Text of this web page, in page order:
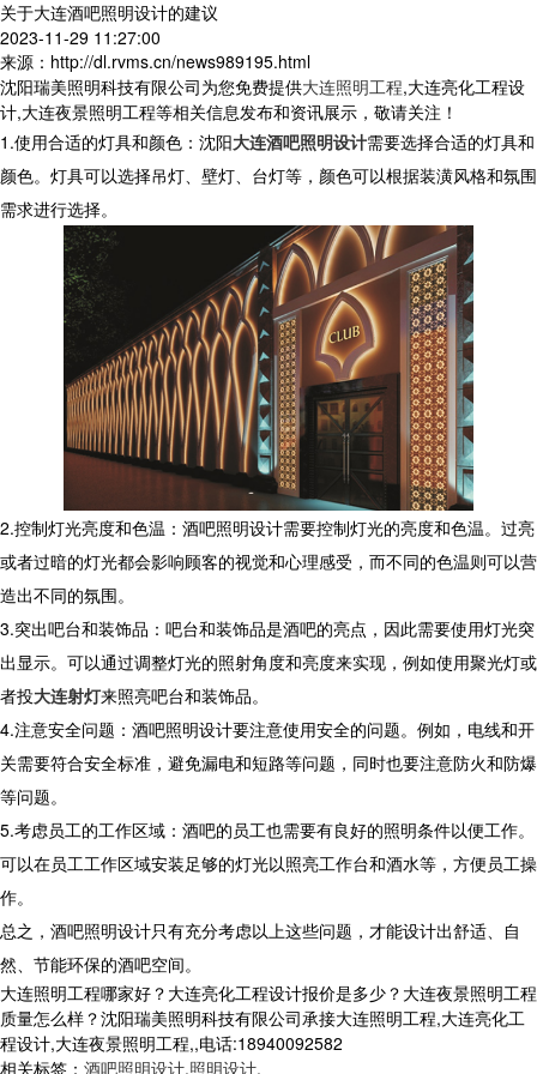
关于大连酒吧照明设计的建议
2023-11-29 11:27:00
来源：http://dl.rvms.cn/news989195.html
沈阳瑞美照明科技有限公司为您免费提供大连照明工程,大连亮化工程设
计,大连夜景照明工程等相关信息发布和资讯展示，敬请关注！
1.使用合适的灯具和颜色：沈阳大连酒吧照明设计需要选择合适的灯具和
颜色。灯具可以选择吊灯、壁灯、台灯等，颜色可以根据装潢风格和氛围
需求进行选择。
2.控制灯光亮度和色温：酒吧照明设计需要控制灯光的亮度和色温。过亮
或者过暗的灯光都会影响顾客的视觉和心理感受，而不同的色温则可以营
造出不同的氛围。
3.突出吧台和装饰品：吧台和装饰品是酒吧的亮点，因此需要使用灯光突
出显示。可以通过调整灯光的照射角度和亮度来实现，例如使用聚光灯或
者投大连射灯来照亮吧台和装饰品。
4.注意安全问题：酒吧照明设计要注意使用安全的问题。例如，电线和开
关需要符合安全标准，避免漏电和短路等问题，同时也要注意防火和防爆
等问题。
5.考虑员工的工作区域：酒吧的员工也需要有良好的照明条件以便工作。
可以在员工工作区域安装足够的灯光以照亮工作台和酒水等，方便员工操
作。
总之，酒吧照明设计只有充分考虑以上这些问题，才能设计出舒适、自
然、节能环保的酒吧空间。
大连照明工程哪家好？大连亮化工程设计报价是多少？大连夜景照明工程
质量怎么样？沈阳瑞美照明科技有限公司承接大连照明工程,大连亮化工
程设计,大连夜景照明工程,,电话:18940092582
相关标签： 酒吧照明设计,照明设计,